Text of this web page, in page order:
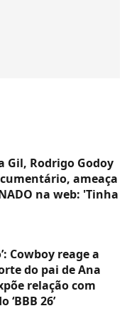
Gil, Rodrigo Godoy
ameaça
na web: 'Tinha
Cowboy reage a
do pai de Ana
relação com
26’